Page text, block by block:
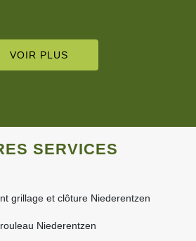
VOIR PLUS
SERVICES
grillage et clôture Niederentzen
Niederentzen